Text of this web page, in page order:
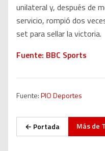
unilateral y, después de
servicio, rompió dos
set para sellar la victoria.
Fuente: BBC Sports
Fuente:PIO Deportes
← Portada Más de